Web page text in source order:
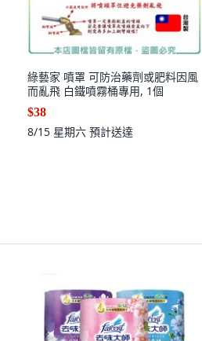
綠藝家 噴罩 可防治藥劑或肥料因風
而亂飛 白鐵噴霧桶專用, 1個
$38
8/15 星期六 預計送達